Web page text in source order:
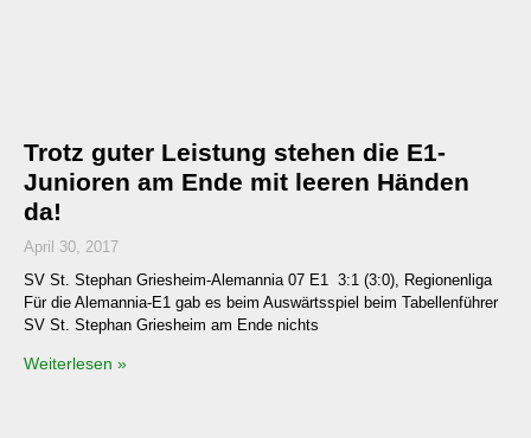
Trotz guter Leistung stehen die E1-
Junioren am Ende mit leeren Händen
da!
April 30, 2017
SV St. Stephan Griesheim-Alemannia 07 E1 3:1 (3:0), Regionenliga
Für die Alemannia-E1 gab es beim Auswärtsspiel beim Tabellenführer
SV St. Stephan Griesheim am Ende nichts
Weiterlesen »